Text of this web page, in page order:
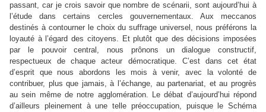
passant, car je crois savoir que nombre de scénarii, sont aujourd’hui à
l’étude dans certains cercles gouvernementaux. Aux meccanos
destinés à contourner le choix du suffrage universel, nous préférons la
loyauté à l’égard des citoyens. Et plutôt que des décisions imposées
par le pouvoir central, nous prônons un dialogue constructif,
respectueux de chaque acteur démocratique. C’est dans cet état
d’esprit que nous abordons les mois à venir, avec la volonté de
contribuer, plus que jamais, à l’échange, au partenariat, et au progrès
au sein même de notre agglomération. Le débat d’aujourd’hui répond
d’ailleurs pleinement à une telle préoccupation, puisque le Schéma